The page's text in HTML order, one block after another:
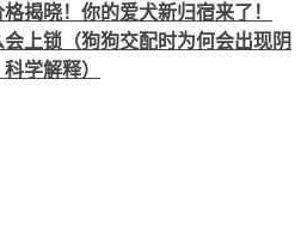
揭晓！你的爱犬新归宿来了！
上锁（狗狗交配时为何会出现阴
学解释）